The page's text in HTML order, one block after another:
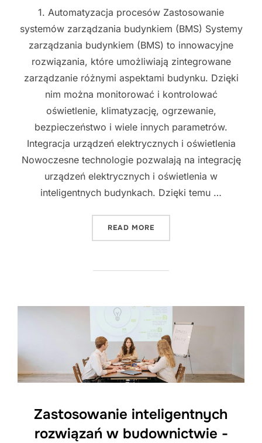
1. Automatyzacja procesów Zastosowanie
systemów zarządzania budynkiem (BMS) Systemy
zarządzania budynkiem (BMS) to innowacyjne
rozwiązania, które umożliwiają zintegrowane
zarządzanie różnymi aspektami budynku. Dzięki
nim można monitorować i kontrolować
oświetlenie, klimatyzację, ogrzewanie,
bezpieczeństwo i wiele innych parametrów.
Integracja urządzeń elektrycznych i oświetlenia
Nowoczesne technologie pozwalają na integrację
urządzeń elektrycznych i oświetlenia w
inteligentnych budynkach. Dzięki temu …
READ MORE
Zastosowanie inteligentnych
rozwiązań w budownictwie -